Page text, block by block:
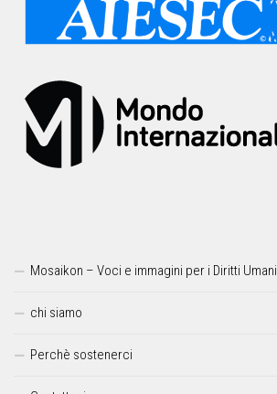
Mosaikon – Voci e immagini per i Diritti Umani
chi siamo
Perchè sostenerci